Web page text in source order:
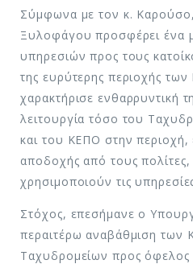
Σύμφωνα με τον κ.
Ξυλοφάγου προσφέρει ένα
υπηρεσιών προς τους
της ευρύτερης περιοχής
χαρακτήρισε ενθαρρυντική
λειτουργία τόσο του
και του ΚΕΠΟ στην περιοχή,
αποδοχής από τους
χρησιμοποιούν τις
Στόχος, επεσήμανε ο
περαιτέρω αναβάθμιση των
Ταχυδρομείων προς